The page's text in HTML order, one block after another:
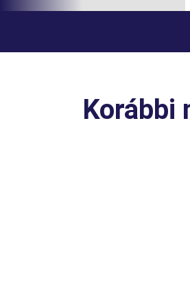
Korábbi